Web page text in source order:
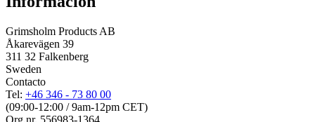
Grimsholm Products AB
Åkarevägen 39
311 32 Falkenberg
Sweden
Contacto
Tel: +46 346 - 73 80 00
(09:00-12:00 / 9am-12pm CET)
Org.nr. 556983-1364